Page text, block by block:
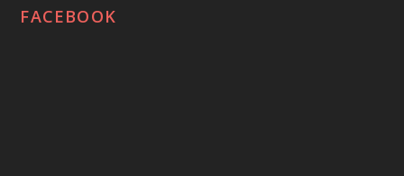
FACEBOOK